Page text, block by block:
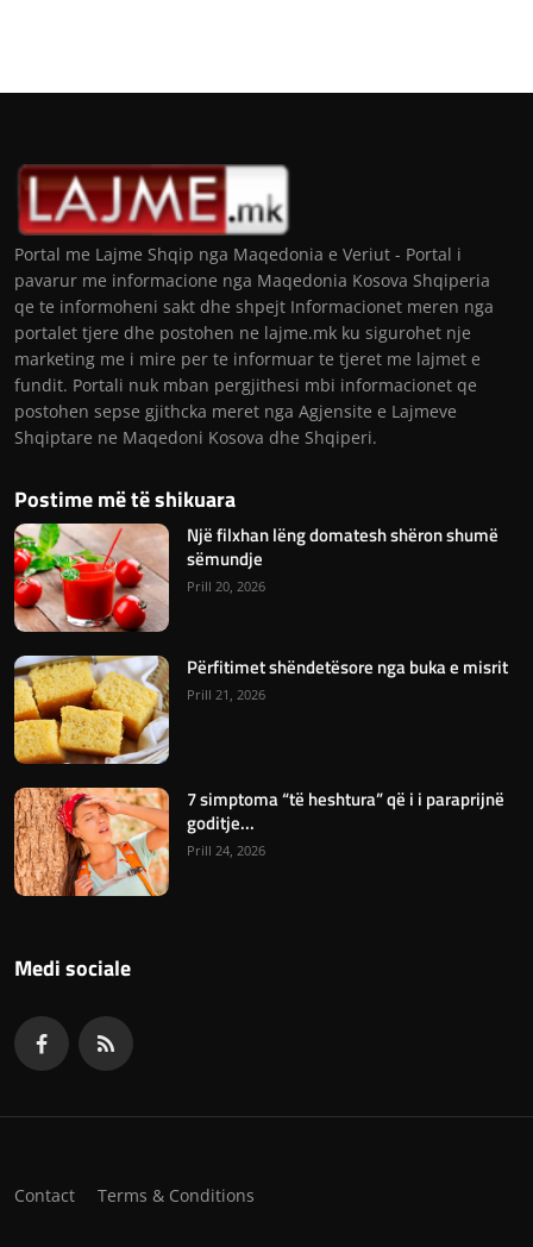
Portal me Lajme Shqip nga Maqedonia e Veriut - Portal i
pavarur me informacione nga Maqedonia Kosova Shqiperia
qe te informoheni sakt dhe shpejt Informacionet meren nga
portalet tjere dhe postohen ne lajme.mk ku sigurohet nje
marketing me i mire per te informuar te tjeret me lajmet e
fundit. Portali nuk mban pergjithesi mbi informacionet qe
postohen sepse gjithcka meret nga Agjensite e Lajmeve
Shqiptare ne Maqedoni Kosova dhe Shqiperi.
Postime më të shikuara
Një filxhan lëng domatesh shëron shumë
sëmundje
Prill 20, 2026
Përfitimet shëndetësore nga buka e misrit
Prill 21, 2026
7 simptoma “të heshtura” që i i paraprijnë
goditje...
Prill 24, 2026
Medi sociale
Contact Terms & Conditions